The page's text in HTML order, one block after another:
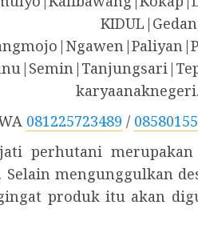
081225723489 /
perhutani
Selain mengunggulkan
produk itu akan